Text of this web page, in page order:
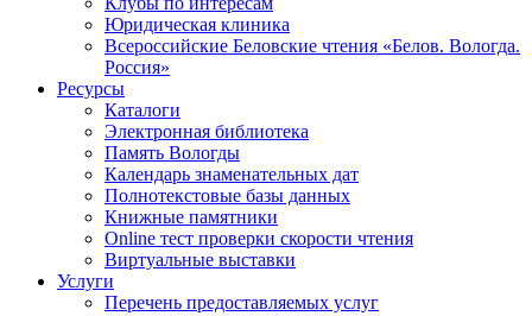
Юридическая клиника
Всероссийские Беловские чтения «Белов. Вологда.
Россия»
Ресурсы
Каталоги
Электронная библиотека
Память Вологды
Календарь знаменательных дат
Полнотекстовые базы данных
Книжные памятники
Online тест проверки скорости чтения
Виртуальные выставки
Услуги
Перечень предоставляемых услуг